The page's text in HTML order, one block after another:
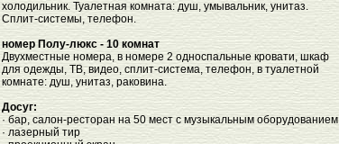
холодильник. Туалетная комната: душ, умывальник, унитаз.
Сплит-системы, телефон.
номер Полу-люкс - 10 комнат
Двухместные номера, в номере 2 односпальные кровати, шкаф
для одежды, ТВ, видео, сплит-система, телефон, в туалетной
комнате: душ, унитаз, раковина.
Досуг:
· бар, салон-ресторан на 50 мест с музыкальным оборудованием
· лазерный тир